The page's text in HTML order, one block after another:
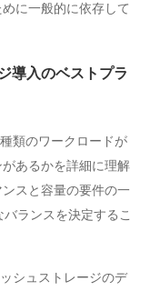
に一般的に依存して
導入のベストプラ
類のワークロードが
あるかを詳細に理解
スと容量の要件の一
ランスを決定するこ
シュストレージのデ